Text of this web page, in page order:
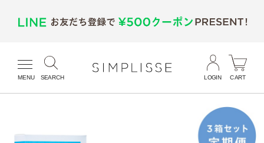
MENU SEARCH LOGIN CART